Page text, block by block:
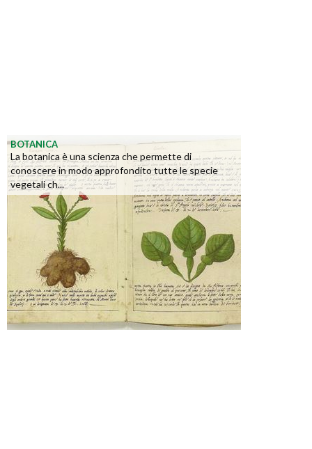
BOTANICA
La botanica è una scienza che permette di
conoscere in modo approfondito tutte le specie
vegetali ch...